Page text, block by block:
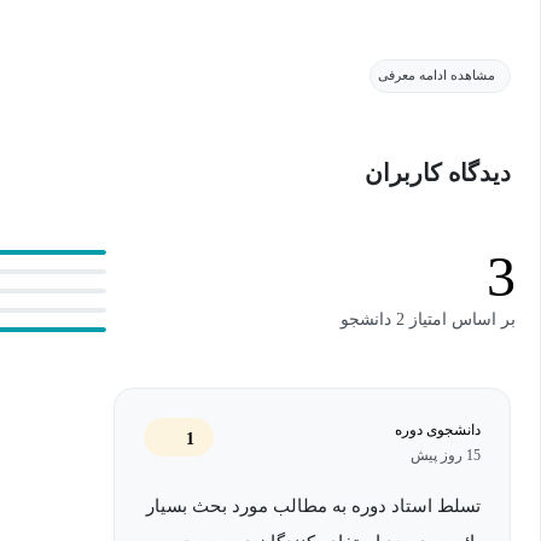
چه مسئله‌ای را حل می‌کند و در چه شرایطی باید از آن استفاده
پایان‌نامه‌ها، مقالات ISI و تحلیل داده‌های واقعی کاملاً ضروری است.
در فصل دوم، وارد مبحث رگرسیون می‌شویم و یاد می‌گیرید چگونه یک
مدل‌سازی رفتار متغیرهای دیگر به کار ببرید؛ روشی بسیار پرکاربرد
مشاهده ادامه معرفی
دیدگاه کاربران
3
بر اساس امتیاز 2 دانشجو
دانشجوی دوره
15 روز پیش
1
تسلط استاد دوره به مطالب مورد بحث بسیار